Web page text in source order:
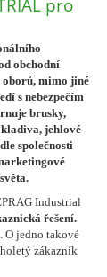
pro
obchodní
mimo jiné
s nebezpečím
brusky,
jehlové
společnosti
Industrial
řešení.
O jedno takové
zákazník